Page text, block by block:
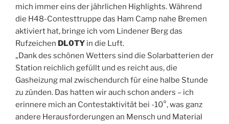
mich immer eins der jährlichen Highlights. Während
die H48-Contesttruppe das Ham Camp nahe Bremen
aktiviert hat, bringe ich vom Lindener Berg das
Rufzeichen DL0TY in die Luft.
„Dank des schönen Wetters sind die Solarbatterien der
Station reichlich gefüllt und es reicht aus, die
Gasheizung mal zwischendurch für eine halbe Stunde
zu zünden. Das hatten wir auch schon anders – ich
erinnere mich an Contestaktivität bei -10°, was ganz
andere Herausforderungen an Mensch und Material